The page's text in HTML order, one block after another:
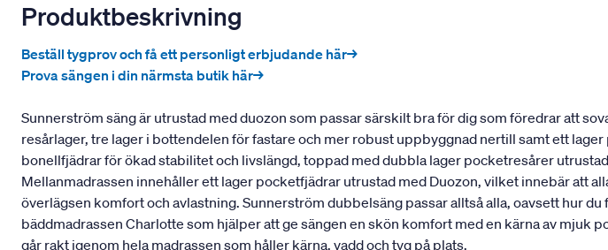
Produktbeskrivning
Beställ tygprov och få ett personligt erbjudande här→
Prova sängen i din närmsta butik här→
Sunnerström säng är utrustad med duozon som passar särskilt bra för dig som föredrar att
resårlager, tre lager i bottendelen för fastare och mer robust uppbyggnad nertill samt ett
bonellfjädrar för ökad stabilitet och livslängd, toppad med dubbla lager pocketresårer
Mellanmadrassen innehåller ett lager pocketfjädrar utrustad med Duozon, vilket innebär att
överlägsen komfort och avlastning. Sunnerström dubbelsäng passar alltså alla, oavsett hur
bäddmadrassen Charlotte som hjälper att ge sängen en skön komfort med en kärna av
går rakt igenom hela madrassen som håller kärna, vadd och tyg på plats.